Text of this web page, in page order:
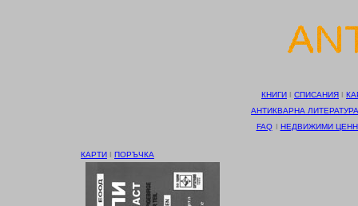
КНИГИ І СПИСАНИЯ І
АНТИКВАРНА ЛИТЕРАТУРА
FAQ І НЕДВИЖИМИ
КАРТИ І ПОРЪЧКА